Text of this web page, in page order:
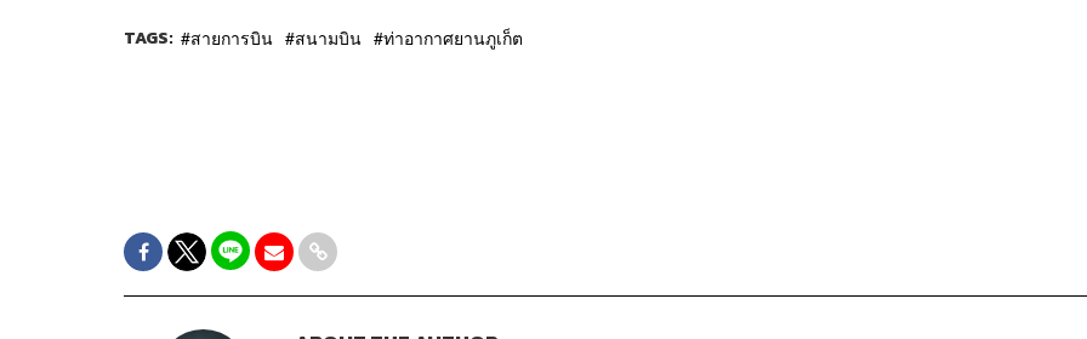
TAGS: สายการบิน สนามบิน ท่าอากาศยานภูเก็ต